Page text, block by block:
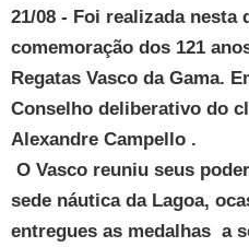
21/08 - Foi realizada nesta
comemoração dos 121
Regatas Vasco da Gama.
Conselho deliberativo do
Alexandre Campello .
O Vasco reuniu seus
sede náutica da Lagoa,
entregues as medalhas a